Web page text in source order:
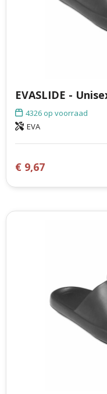
EVASLIDE -
4326op voorraad
EVA
€ 9,67